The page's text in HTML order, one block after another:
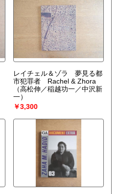
レイチェル＆ゾラ 夢見る都
市犯罪者 Rachel & Zhora
（高松伸／稲越功一／中沢新
一）
￥3,300